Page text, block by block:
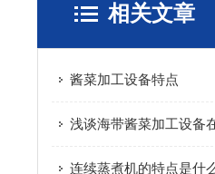
相关文章
酱菜加工设备特点
连续蒸煮机的特点是什